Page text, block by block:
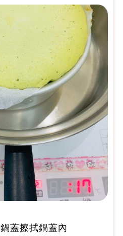
蓋擦拭鍋蓋內